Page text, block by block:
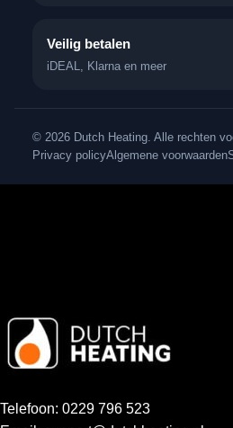
Veilig betalen
iDEAL, Klarna en meer
© 2026 Dutch Heating. Alle rechten
Privacy policyAlgemene voorwaarden
Telefoon: 0229 796 523